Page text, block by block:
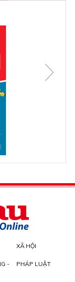
XÃ HỘI
-
PHÁP LUẬT